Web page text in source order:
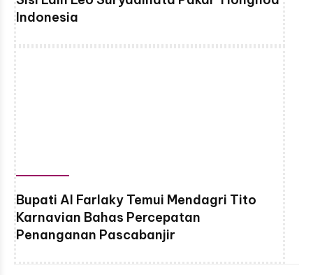
Indonesia
Bupati Al Farlaky Temui Mendagri Tito
Karnavian Bahas Percepatan
Penanganan Pascabanjir